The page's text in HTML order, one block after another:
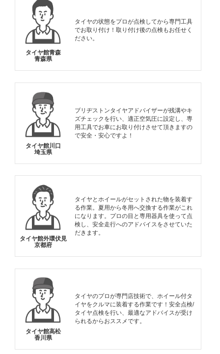
タイヤ館青森
青森県
タイヤの状態をプロが点検してから専門工具
でお取り付け！取り付け後の点検もお任せく
ださい。
タイヤ館川口
埼玉県
ブリヂストンタイヤアドバイザーが残溝やキ
ズチェックを行い、適正空気圧に設定し、専
用工具でお車にお取り付けさせて頂きますの
で安全・安心ですよ！
タイヤ館外環伏見
京都府
タイヤとホイールがセットされた物を装着す
る作業。夏用から冬用へ交換する作業がこれ
になります。プロの目と専用器具を使って点
検し、安全走行へのアドバイスをさせていた
だきます。
タイヤ館高松
香川県
タイヤのプロが専門店技術で、ホイール付タ
イヤをクルマに装着する作業です！安全点検/
タイヤ点検を行い、最適なアドバイスが受け
られるからおススメです。